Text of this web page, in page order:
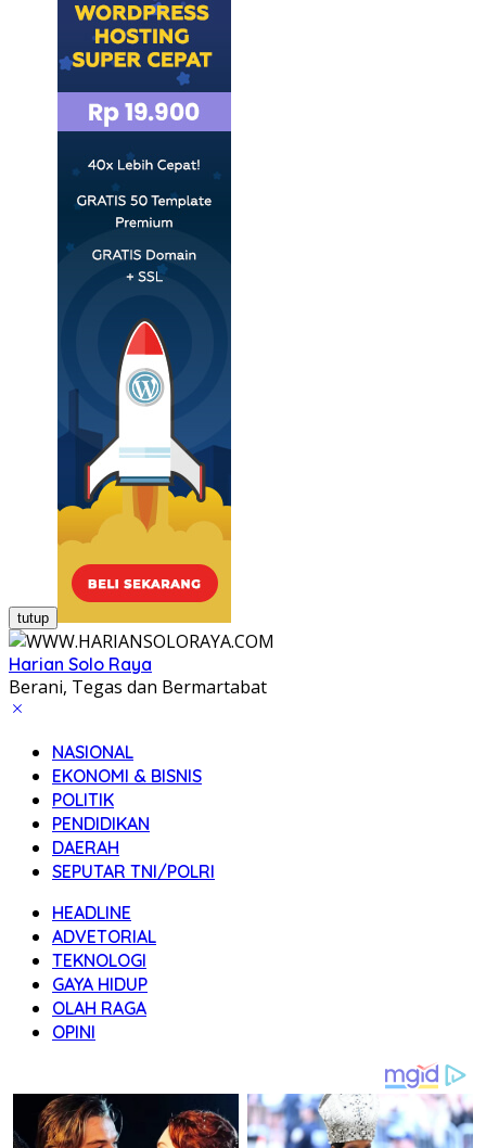
tutup
Harian Solo Raya
Berani, Tegas dan Bermartabat
NASIONAL
EKONOMI & BISNIS
POLITIK
PENDIDIKAN
DAERAH
SEPUTAR TNI/POLRI
HEADLINE
ADVETORIAL
TEKNOLOGI
GAYA HIDUP
OLAH RAGA
OPINI